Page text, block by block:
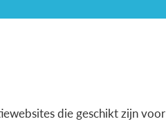
die geschikt zijn voor